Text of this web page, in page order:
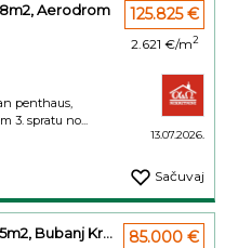
Aerodrom
penthaus,
3. spratu no...
125.825 €
2.621 €/m2
13.07.2026.
Sačuvaj
Bubanj Kr... 85.000 €